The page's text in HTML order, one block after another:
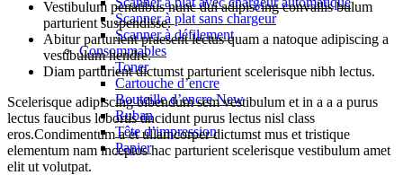
Scanner à plat sans chargeur
Scanner à défilement
Consommables
Toner
Cartouche d’encre
Bouteille d’encreNew
Ruban
Tête d’impression
Papier
Vestibulum penatibus nunc dui adipiscing convallis bulum
parturient suspendisse.
Abitur parturient praesent lectus quam a natoque adipiscing a
vestibulum hendre.
Diam parturient dictumst parturient scelerisque nibh lectus.
Scelerisque adipiscing bibendum sem vestibulum et in a a a purus
lectus faucibus lobortis tincidunt purus lectus nisl class
eros.Condimentum a et ullamcorper dictumst mus et tristique
elementum nam inceptos hac parturient scelerisque vestibulum amet
elit ut volutpat.